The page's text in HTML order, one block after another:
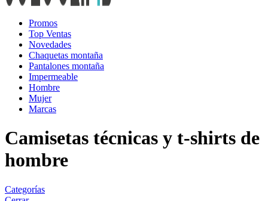
Promos
Top Ventas
Novedades
Chaquetas montaña
Pantalones montaña
Impermeable
Hombre
Mujer
Marcas
Camisetas técnicas y t-shirts de
hombre
Categorías